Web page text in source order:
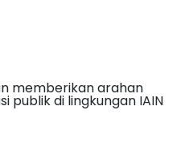
memberikan arahan
publik di lingkungan IAIN